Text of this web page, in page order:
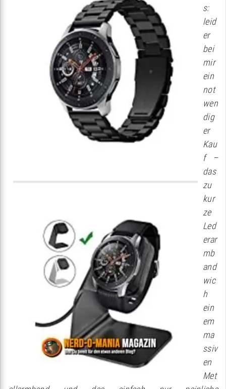
s:
leid
er
bei
mir
ein
not
wen
dig
er
Kau
f –
das
zu
kur
ze
Led
erar
mb
and
wic
h
ein
em
ma
ssiv
en
Met